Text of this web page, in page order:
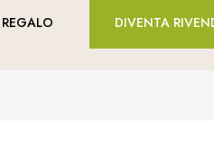
DIVENTA